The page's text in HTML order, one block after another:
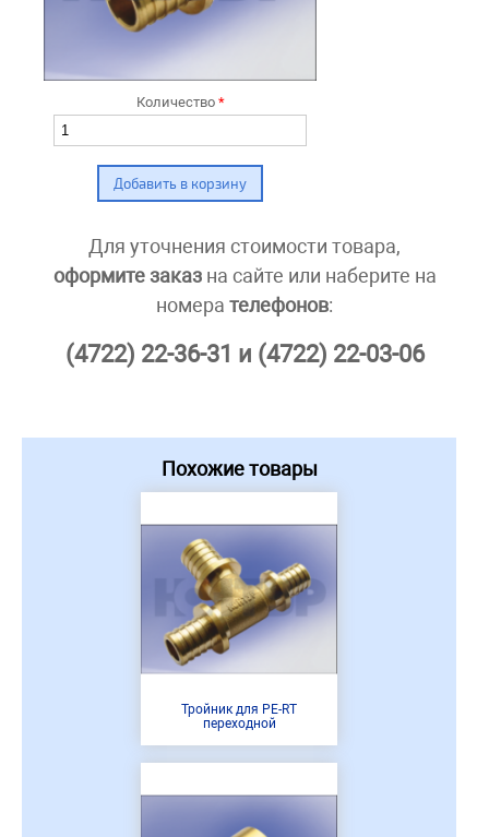
Количество *
Для уточнения стоимости товара,
оформите заказна сайте или наберите на
номера телефонов:
(4722) 22-36-31 и (4722) 22-03-06
Похожие товары
Тройник для PE-RT
переходной